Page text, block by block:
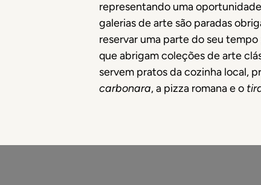
representando uma
galerias de arte são paradas
reservar uma parte do seu
que abrigam coleções de arte
servem pratos da cozinha local,
carbonara, a pizza romana e o